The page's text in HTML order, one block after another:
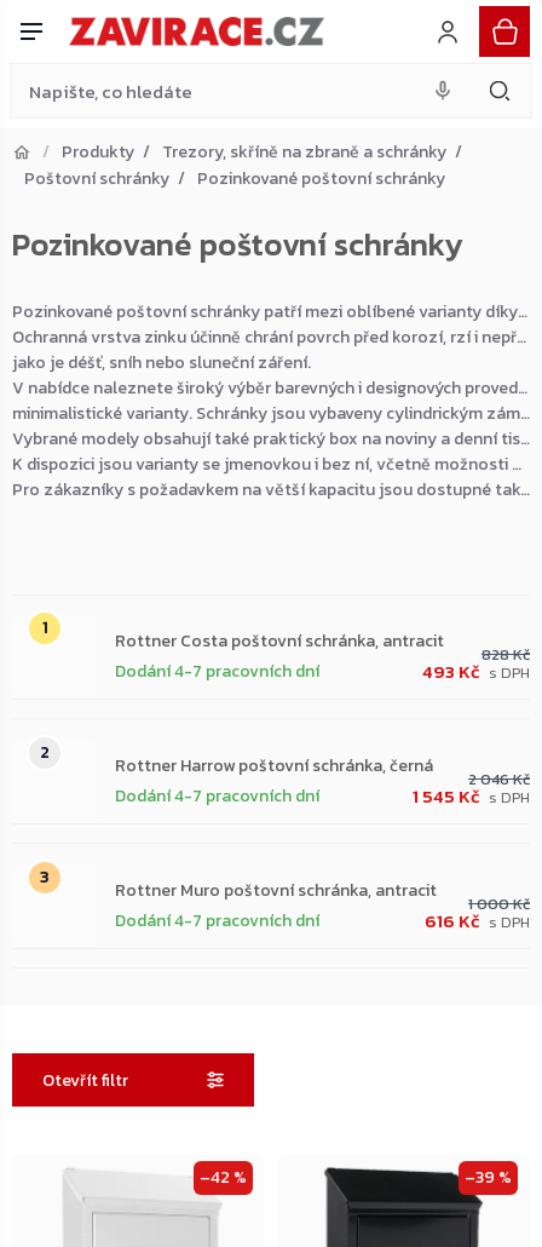
Produkty
Trezory, skříně na zbraně a schránky
Poštovní schránky
Pozinkované poštovní schránky
Pozinkované poštovní schránky
Pozinkované poštovní schránky patří mezi oblíbené varianty díky své vysoké odolnosti a dlouhé životnosti.
Ochranná vrstva zinku účinně chrání povrch před korozí, rzí i nepříznivými povětrnostními vlivy,
jako je déšť, sníh nebo sluneční záření.
V nabídce naleznete široký výběr barevných i designových provedení – od klasických modelů až po moderní
minimalistické varianty. Schránky jsou vybaveny cylindrickým zámkem a standardně dodávány se dvěma klíči.
Vybrané modely obsahují také praktický box na noviny a denní tisk, případně je možné jej dokoupit samostatně.
K dispozici jsou varianty se jmenovkou i bez ní, včetně možnosti dodatečného zakoupení designově sladěné jmenovky.
Pro zákazníky s požadavkem na větší kapacitu jsou dostupné také poštovní schránky určené pro příjem balíků.
Rottner Costa poštovní schránka, antracit
Dodání 4-7 pracovních dní
828 Kč
493 Kč
Rottner Harrow poštovní schránka, černá
Dodání 4-7 pracovních dní
2 046 Kč
1 545 Kč
Rottner Muro poštovní schránka, antracit
Dodání 4-7 pracovních dní
1 000 Kč
616 Kč
Otevřít filtr
Výpis
produktů
–42 % –39 %
Zpět do obchodu
Přejít do košíku